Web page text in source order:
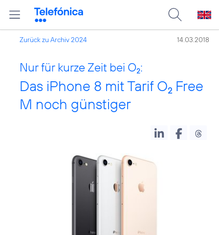
Zurück zu Archiv 2024 14.03.2018
Nur für kurze Zeit bei O2:
Das iPhone 8 mit Tarif O2 Free
M noch günstiger